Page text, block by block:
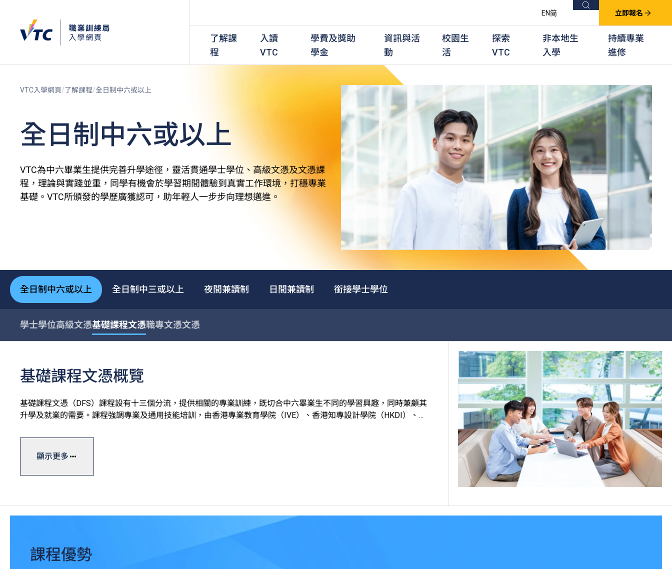
EN简 搜尋 立即報名
了解課
程
職前培訓課程
全日制中六或以上
全日制中三或以上
銜接學士學位
在職培訓課程
持續專業進修
夜間兼讀制
日間兼讀制
學歷程度
學士學位
證書
其他課程
應用學習課程
社群培訓計劃
其他專業課程
專業考試及認可
學徒及其他訓練計劃
入讀
VTC
全日制中六或以上
全日制中三或以上
銜接學士學位
在職培訓
持續專業進修
夜間兼讀制
日間兼讀制
學費及獎助
學金
學費及資助
全日制中六或以上
全日制中三或以上
日間兼讀制
獎學金
獎學金及獎勵計劃
資訊與活
動
校園生
活
探索
VTC
非本地生
入學
持續專業
進修
VTC入學網頁 了解課程 全日制中六或以上
全日制中六或以上
VTC為中六畢業生提供完善升學途徑，靈活貫通學士學位、高級文憑及文憑課
程，理論與實踐並重，同學有機會於學習期間體驗到真實工作環境，打穩專業
基礎。VTC所頒發的學歷廣獲認可，助年輕人一步步向理想邁進。
全日制中六或以上 全日制中三或以上 夜間兼讀制 日間兼讀制 銜接學士學位
學士學位高級文憑基礎課程文憑職專文憑文憑
基礎課程文憑概覽
基礎課程文憑（DFS）課程設有十三個分流，提供相關的專業訓練，既切合中六畢業生不同的學習興趣，同時兼顧其
升學及就業的需要。課程強調專業及通用技能培訓，由香港專業教育學院（IVE）、香港知專設計學院（HKDI）、香
基礎課程文憑一般修讀期為一年，設計強調專業及通用技能培訓，有助同學發揮潛能。
畢業生可直升VTC高級文憑課程，並有機會獲豁免修讀部分課程單元。
HKDSE數學科第2級或以上成績的VTC高級文憑課程或香港公務員職位。課程亦獲多個專業團體認可，同學在達到個
別課程的要求後，可申請成為業界學會會員或獲授予專業證書。
顯示更多
課程優勢